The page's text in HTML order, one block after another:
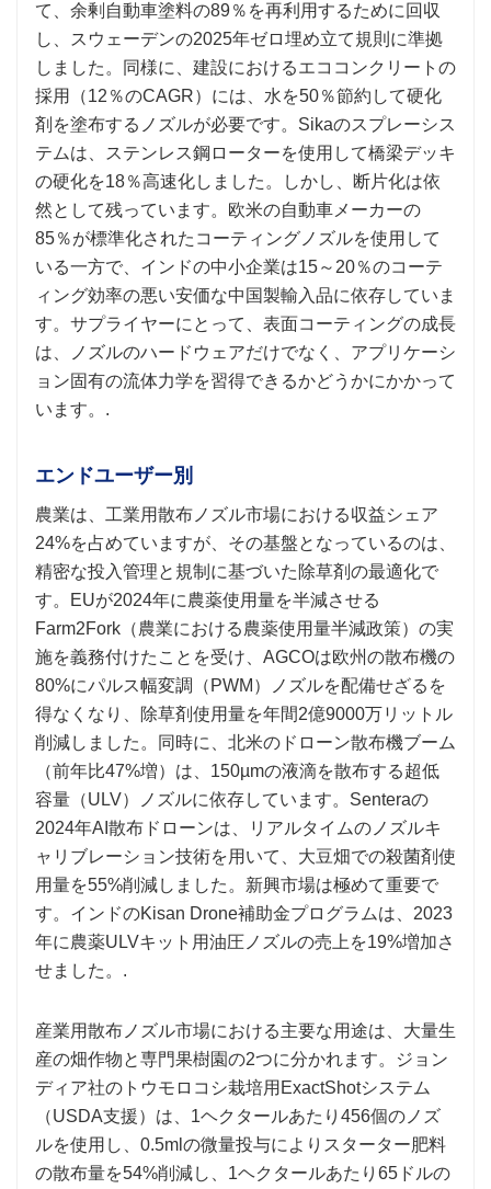
て、余剰自動車塗料の89％を再利用するために回収
し、スウェーデンの2025年ゼロ埋め立て規則に準拠
しました。同様に、建設におけるエココンクリートの
採用（12％のCAGR）には、水を50％節約して硬化
剤を塗布するノズルが必要です。Sikaのスプレーシス
テムは、ステンレス鋼ローターを使用して橋梁デッキ
の硬化を18％高速化しました。しかし、断片化は依
然として残っています。欧米の自動車メーカーの
85％が標準化されたコーティングノズルを使用して
いる一方で、インドの中小企業は15～20％のコーテ
ィング効率の悪い安価な中国製輸入品に依存していま
す。サプライヤーにとって、表面コーティングの成長
は、ノズルのハードウェアだけでなく、アプリケーシ
ョン固有の流体力学を習得できるかどうかにかかって
います。.
エンドユーザー別
農業は、工業用散布ノズル市場における収益シェア
24%を占めていますが、その基盤となっているのは、
精密な投入管理と規制に基づいた除草剤の最適化で
す。EUが2024年に農薬使用量を半減させる
Farm2Fork（農業における農薬使用量半減政策）の実
施を義務付けたことを受け、AGCOは欧州の散布機の
80%にパルス幅変調（PWM）ノズルを配備せざるを
得なくなり、除草剤使用量を年間2億9000万リットル
削減しました。同時に、北米のドローン散布機ブーム
（前年比47%増）は、150µmの液滴を散布する超低
容量（ULV）ノズルに依存しています。Senteraの
2024年AI散布ドローンは、リアルタイムのノズルキ
ャリブレーション技術を用いて、大豆畑での殺菌剤使
用量を55%削減しました。新興市場は極めて重要で
す。インドのKisan Drone補助金プログラムは、2023
年に農薬ULVキット用油圧ノズルの売上を19%増加さ
せました。.
産業用散布ノズル市場における主要な用途は、大量生
産の畑作物と専門果樹園の2つに分かれます。ジョン
ディア社のトウモロコシ栽培用ExactShotシステム
（USDA支援）は、1ヘクタールあたり456個のノズ
ルを使用し、0.5mlの微量投与によりスターター肥料
の散布量を54%削減し、1ヘクタールあたり65ドルの